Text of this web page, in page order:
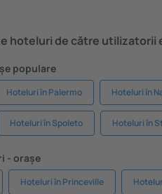
hoteluri de către utilizatorii
populare
Hoteluri în Palermo Hoteluri în
Hoteluri în Spoleto Hoteluri în
- orașe
Hoteluri în Princeville